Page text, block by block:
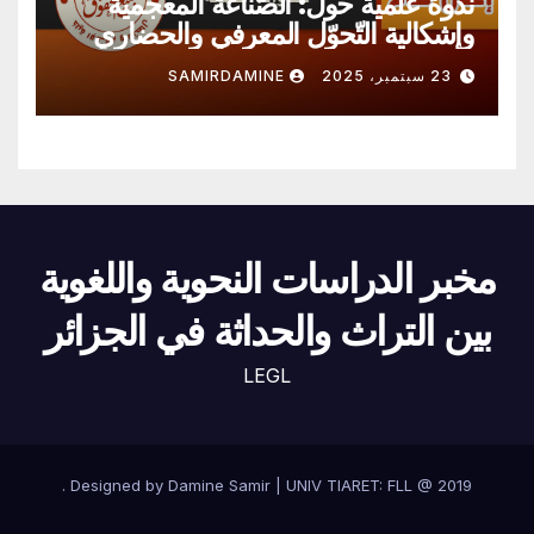
وإشكالية التّحوّل المعرفي والحضاري
23 سبتمبر، 2025 SAMIRDAMINE
مخبر الدراسات النحوية واللغوية
بين التراث والحداثة في الجزائر
LEGL
Designed by Damine Samir UNIV TIARET: FLL @ 2019
.